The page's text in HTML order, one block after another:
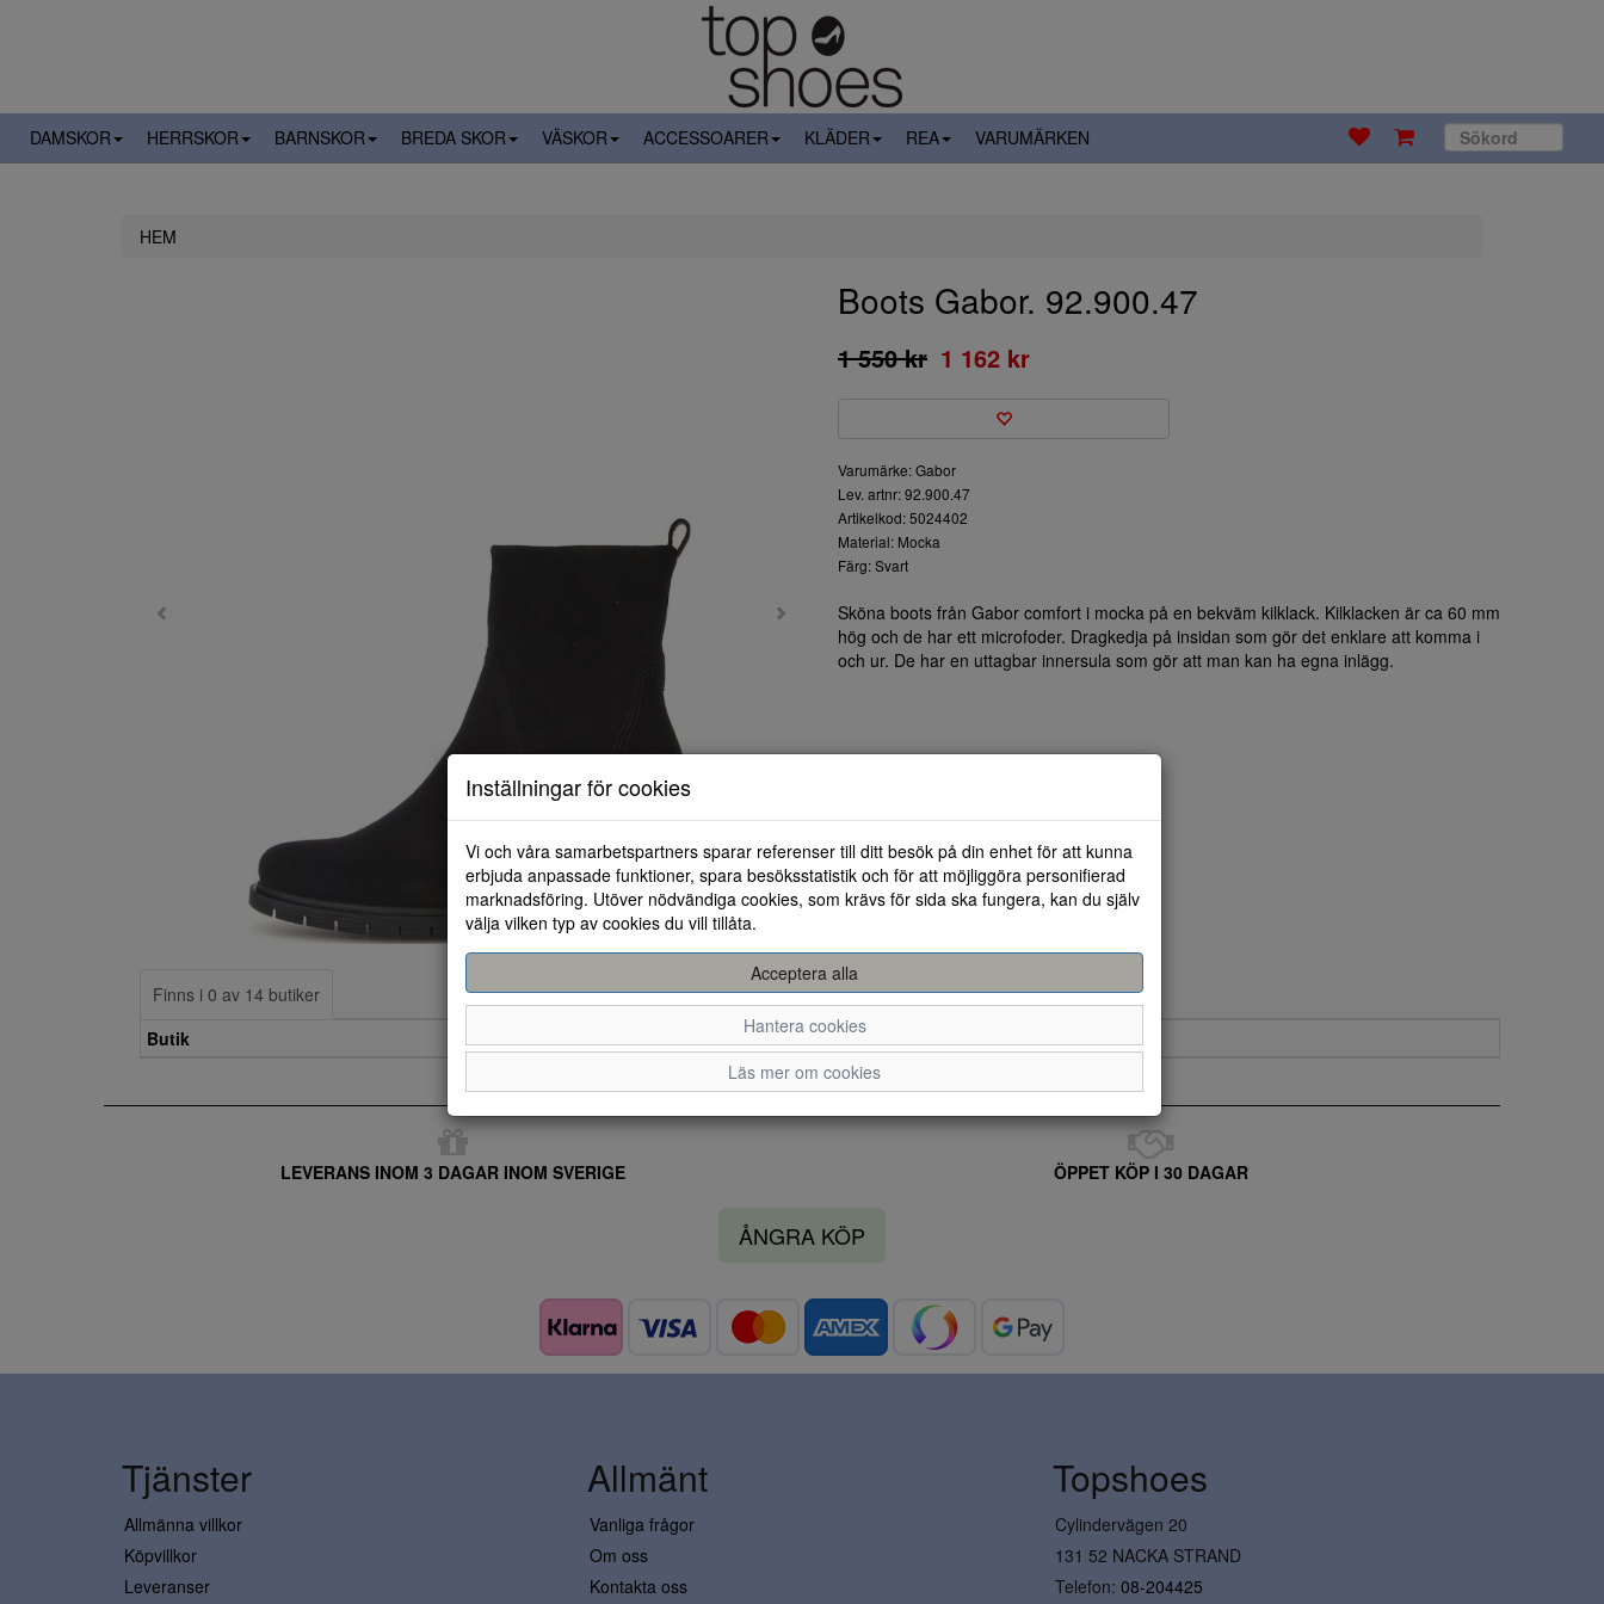
DAMSKOR HERRSKOR BARNSKOR BREDA SKOR VÄSKOR ACCESSOARER KLÄDER REA VARUMÄRKEN
HEM
Boots Gabor. 92.900.47
1 550 kr 1 162 kr
Varumärke: Gabor
Lev. artnr: 92.900.47
Artikelkod: 5024402
Material: Mocka
Färg: Svart
Sköna boots från Gabor comfort i mocka på en bekväm kilklack. Kilklacken är ca 60 mm
hög och de har ett microfoder. Dragkedja på insidan som gör det enklare att komma i
och ur. De har en uttagbar innersula som gör att man kan ha egna inlägg.
Finns i 0 av 14 butiker
Butik
LEVERANS INOM 3 DAGAR INOM SVERIGE ÖPPET KÖP I 30 DAGAR
ÅNGRA KÖP
Inställningar för cookies
Vi och våra samarbetspartners sparar referenser till ditt besök på din enhet för att kunna
erbjuda anpassade funktioner, spara besöksstatistik och för att möjliggöra personifierad
marknadsföring. Utöver nödvändiga cookies, som krävs för sida ska fungera, kan du själv
välja vilken typ av cookies du vill tillåta.
Acceptera alla
Hantera cookies
Läs mer om cookies
Tjänster
Allmänna villkor
Köpvillkor
Leveranser
Allmänt
Vanliga frågor
Om oss
Kontakta oss
Topshoes
Cylindervägen 20
131 52 NACKA STRAND
Telefon: 08-204425